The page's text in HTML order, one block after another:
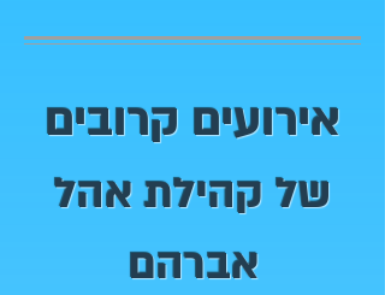
אירועים קרובים
של קהילת אהל
אברהם